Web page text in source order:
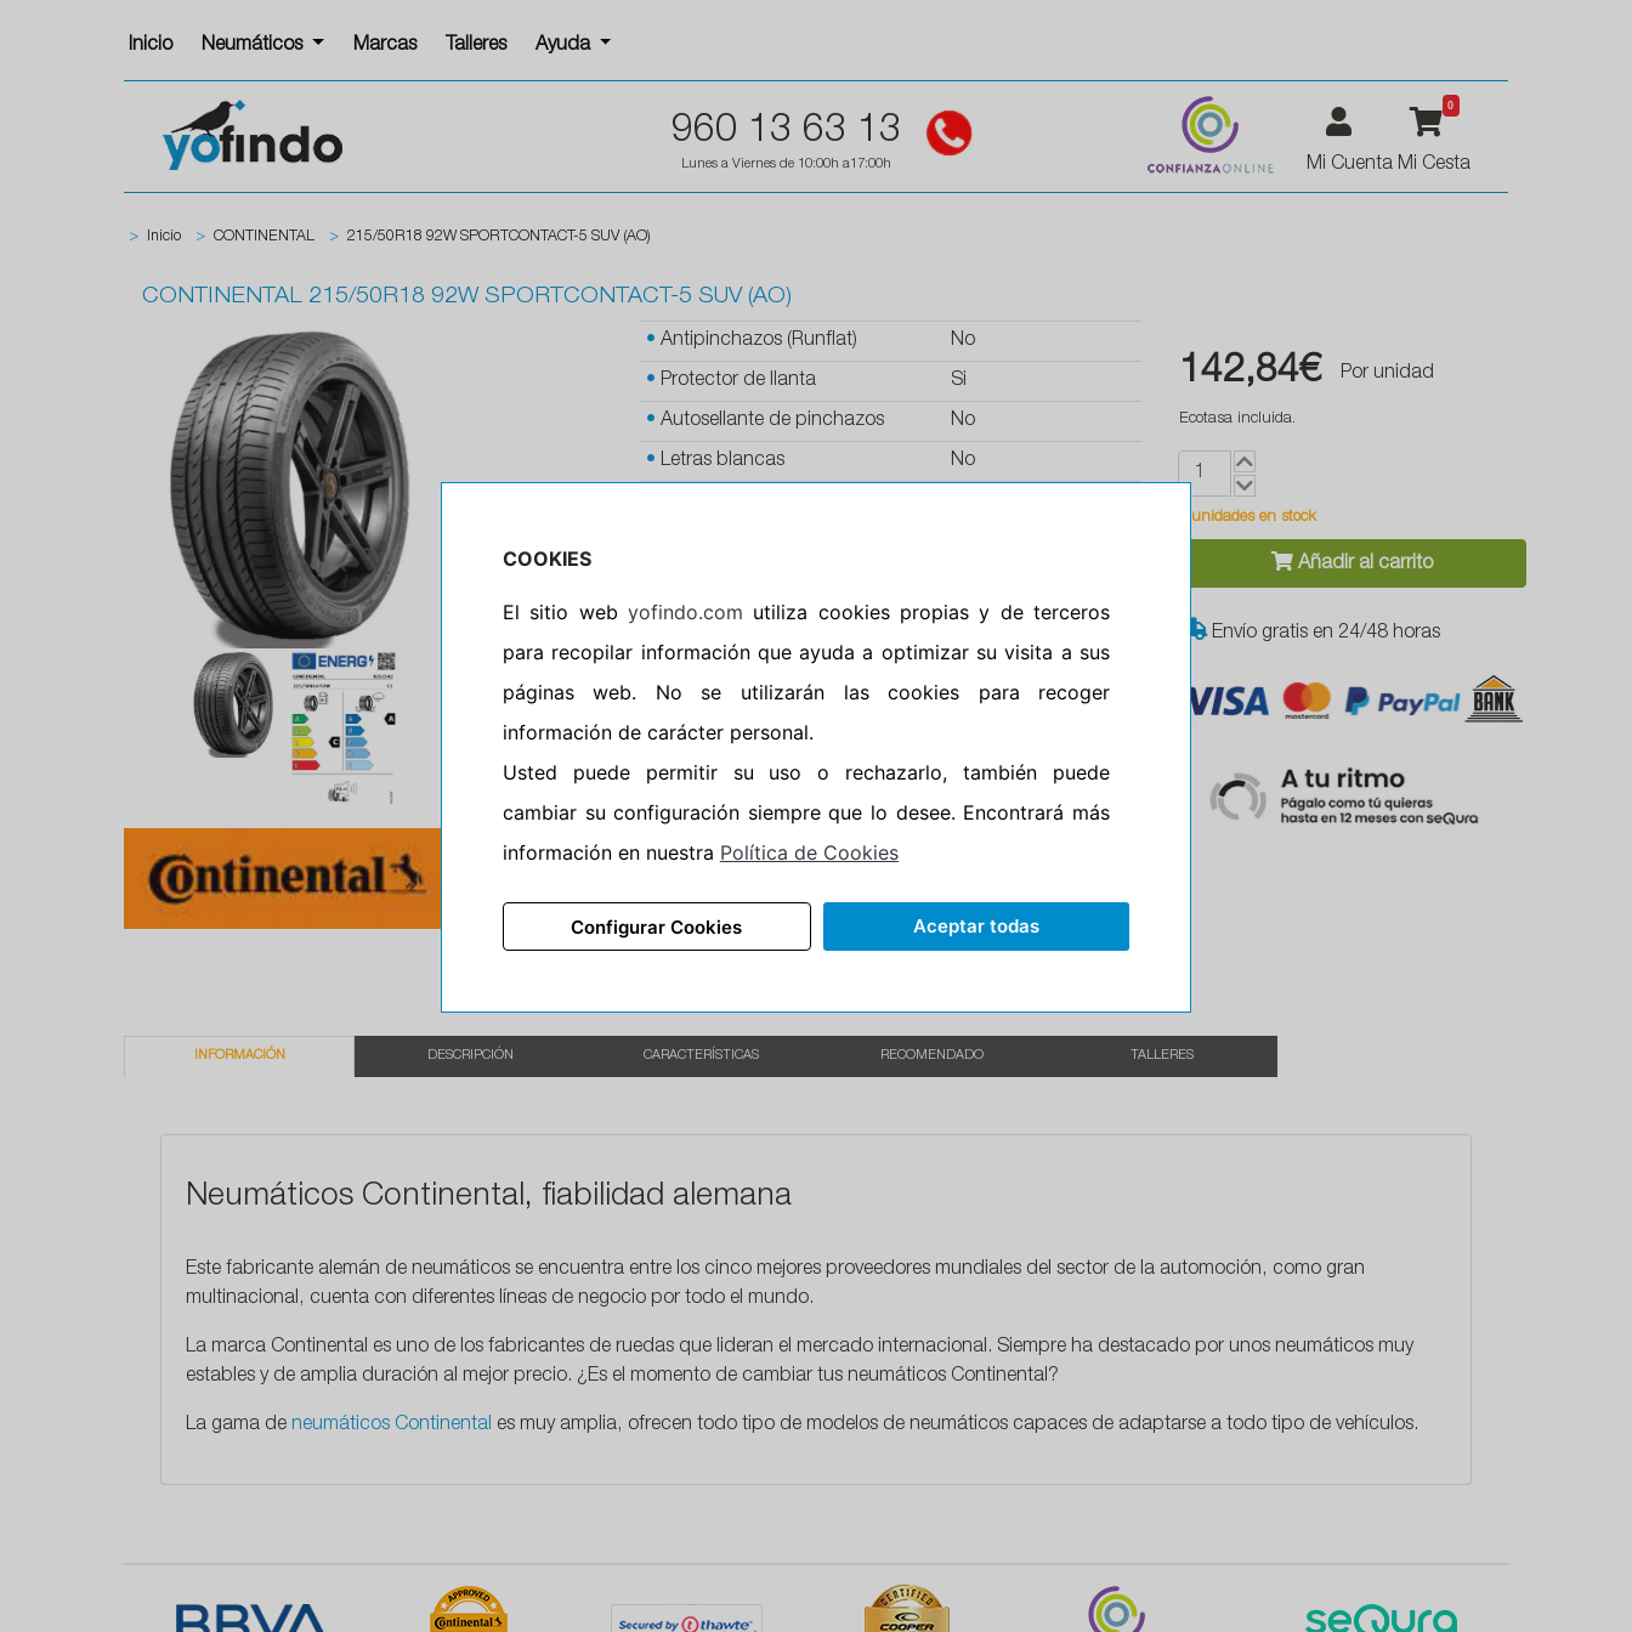
Inicio Neumáticos Marcas Talleres Ayuda
960 13 63 13
Lunes a Viernes de 10:00h a17:00h Mi Cuenta
0
Mi Cesta
> Inicio > CONTINENTAL > 215/50R18 92W SPORTCONTACT-5 SUV (AO)
CONTINENTAL 215/50R18 92W SPORTCONTACT-5 SUV (AO)
• Antipinchazos (Runflat) No
• Protector de llanta Si
• Autosellante de pinchazos No
• Letras blancas No
• No
•Calidad PREMIUM
P.O.R. No
•Oportunidad
•Homologación AUDI
100%
• Etiqueta energética Información Eprel
142,84€ Por unidad
Ecotasa incluida.
1 unidades en stock
Añadir al carrito
Envío gratis en 24/48 horas
INFORMACIÓN DESCRIPCIÓN CARACTERÍSTICAS RECOMENDADO TALLERES
Neumáticos Continental, fiabilidad alemana
Este fabricante alemán de neumáticos se encuentra entre los cinco mejores proveedores mundiales del sector de la automoción, como gran
multinacional, cuenta con diferentes líneas de negocio por todo el mundo.
La marca Continental es uno de los fabricantes de ruedas que lideran el mercado internacional. Siempre ha destacado por unos neumáticos muy
estables y de amplia duración al mejor precio. ¿Es el momento de cambiar tus neumáticos Continental?
La gama de neumáticos Continental es muy amplia, ofrecen todo tipo de modelos de neumáticos capaces de adaptarse a todo tipo de vehículos.
COOKIES
El sitio web yofindo.com utiliza cookies propias y de terceros
para recopilar información que ayuda a optimizar su visita a sus
páginas web. No se utilizarán las cookies para recoger
información de carácter personal.
Usted puede permitir su uso o rechazarlo, también puede
cambiar su configuración siempre que lo desee. Encontrará más
información en nuestra Política de Cookies
Configurar Cookies Aceptar todas